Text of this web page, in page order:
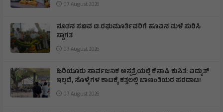
07 August 2026
ನೂತನ ಸಚಿವ ಟಿ.ರಘುಮೂರ್ತಿವರಿಗೆ ಹೂವಿನ ಮಳೆ ಸುರಿಸಿ
ಸ್ವಾಗತ
07 August 2026
ಹಿರಿಯೂರು ಸಾರ್ವಜನಿಕ ಆಸ್ಪತ್ರೆಯಲ್ಲಿ ಕೆನಾಪಿ ಕುಸಿತ: ವಿದ್ಯುತ್‌
ಇಲ್ಲದೆ, ಸೊಳ್ಳೆಗಳ ಕಾಟಕ್ಕೆ ಕತ್ತಲಲ್ಲಿ ಬಾಣಂತಿಯರ ಪರದಾಟ!
07 August 2026